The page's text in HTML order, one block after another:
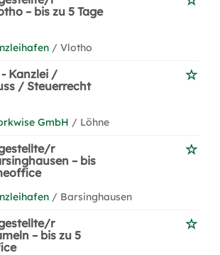
– bis zu 5 Tage
/ Vlotho
Kanzlei /
/ Steuerrecht
GmbH / Löhne
r
– bis
/ Barsinghausen
r
– bis zu 5